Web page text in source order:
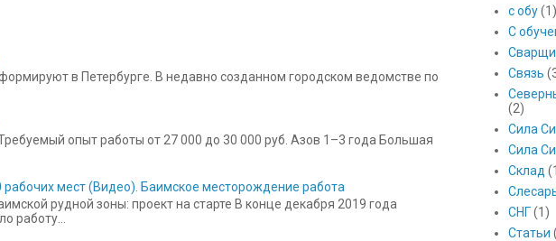
в Петербурге. В недавно созданном городском ведомстве по
опыт работы от 27 000 до 30 000 руб. Азов 1–3 года Большая
рабочих мест (Видео). Баимское месторождение работа
рудной зоны: проект на старте В конце декабря 2019 года
работу...
с обу (1)
С
Связь
(2)
Сила
Сила
Склад
СНГ (1)
Статьи